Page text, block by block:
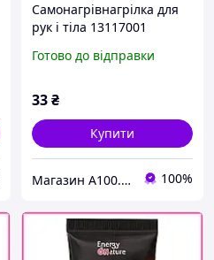
Самонагрівнагрілка для
рук і тіла 13117001
Готово до відправки
33₴
Купити
Магазин A100.PROM.UA 100%